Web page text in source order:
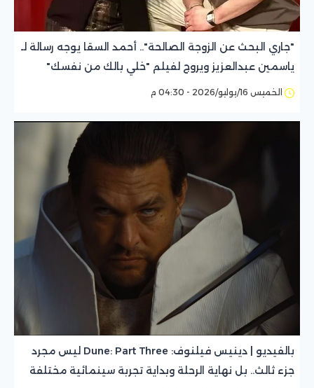
"جاري البحث عن الزوجة الصالحة".. أحمد السقا يوجه رسالة لـ
ياسمين عبدالعزيز ويروج لفيلم "خلي بالك من نفسك"
الخميس 16/يوليو/2026 - 04:30 م
بالفيديو | دينيس فيلنوف: Dune: Part Three ليس مجرد
جزء ثالث.. بل نهاية الرحلة وبداية تجربة سينمائية مختلفة